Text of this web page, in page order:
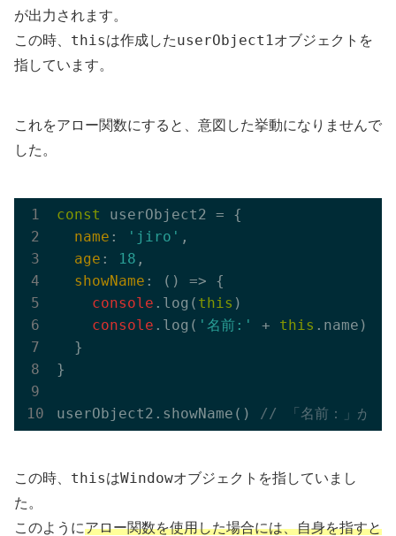
が出力されます。
この時、 thisは作成したuserObject1オブジェクトを
指しています。
これをアロー関数にすると、意図した挙動になりませんで
した。
const
userObject2 = {
name : 'jiro' ,
age : 18 ,
showName : () => {
console .log( this )
console .log( '名前:' + this .name)
  }
}
userObject2.showName() // 「名前：」が出
この時、 thisはWindowオブジェクトを指していまし
た。
このようにアロー関数を使用した場合には、自身を指すと